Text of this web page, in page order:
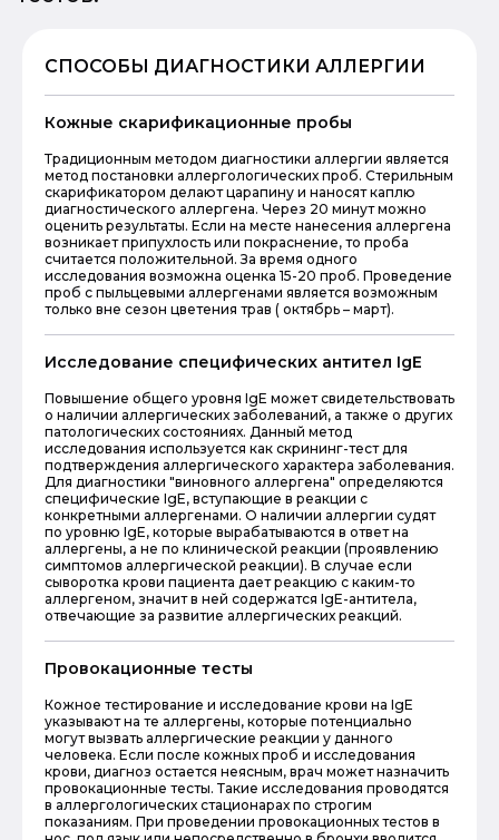
СПОСОБЫ ДИАГНОСТИКИ АЛЛЕРГИИ
Кожные скарификационные пробы
Традиционным методом диагностики аллергии является
метод постановки аллергологических проб. Стерильным
скарификатором делают царапину и наносят каплю
диагностического аллергена. Через 20 минут можно
оценить результаты. Если на месте нанесения аллергена
возникает припухлость или покраснение, то проба
считается положительной. За время одного
исследования возможна оценка 15-20 проб. Проведение
проб с пыльцевыми аллергенами является возможным
только вне сезон цветения трав ( октябрь – март).
Исследование специфических антител IgE
Повышение общего уровня IgE может свидетельствовать
о наличии аллергических заболеваний, а также о других
патологических состояниях. Данный метод
исследования используется как скрининг-тест для
подтверждения аллергического характера заболевания.
Для диагностики "виновного аллергена" определяются
специфические IgE, вступающие в реакции с
конкретными аллергенами. О наличии аллергии судят
по уровню IgE, которые вырабатываются в ответ на
аллергены, а не по клинической реакции (проявлению
симптомов аллергической реакции). В случае если
сыворотка крови пациента дает реакцию с каким-то
аллергеном, значит в ней содержатся IgE-антитела,
отвечающие за развитие аллергических реакций.
Провокационные тесты
Кожное тестирование и исследование крови на IgE
указывают на те аллергены, которые потенциально
могут вызвать аллергические реакции у данного
человека. Если после кожных проб и исследования
крови, диагноз остается неясным, врач может назначить
провокационные тесты. Такие исследования проводятся
в аллергологических стационарах по строгим
показаниям. При проведении провокационных тестов в